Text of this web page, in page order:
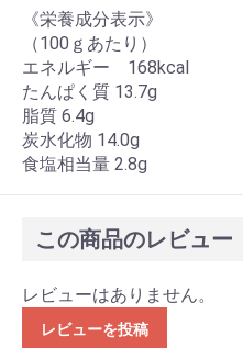
《栄養成分表示》
（100ｇあたり）
エネルギー 168kcal
たんぱく質 13.7g
脂質 6.4g
炭水化物 14.0g
食塩相当量 2.8g
この商品のレビュー
レビューはありません。
レビューを投稿